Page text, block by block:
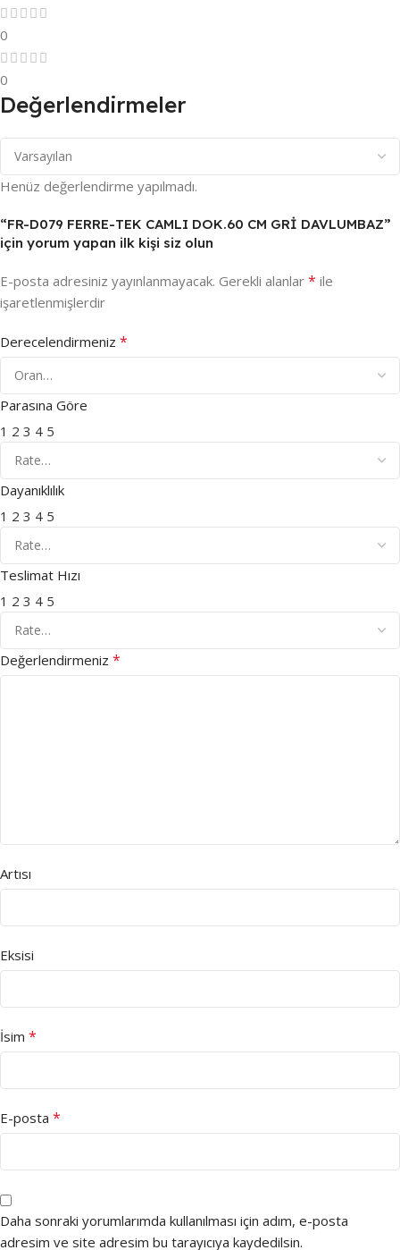
0
0
Değerlendirmeler
Henüz değerlendirme yapılmadı.
“FR-D079 FERRE-TEK CAMLI DOK.60 CM GRİ DAVLUMBAZ”
için yorum yapan ilk kişi siz olun
E-posta adresiniz yayınlanmayacak. Gerekli alanlar * ile
işaretlenmişlerdir
Derecelendirmeniz *
Parasına Göre
1 2 3 4 5
Dayanıklılık
1 2 3 4 5
Teslimat Hızı
1 2 3 4 5
Değerlendirmeniz *
Artısı
Eksisi
İsim *
E-posta *
Daha sonraki yorumlarımda kullanılması için adım, e-posta
adresim ve site adresim bu tarayıcıya kaydedilsin.